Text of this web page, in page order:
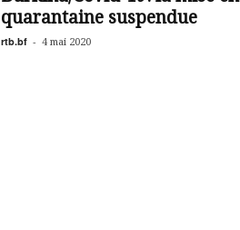
quarantaine suspendue
rtb.bf - 4 mai 2020